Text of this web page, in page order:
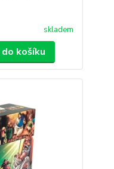
skladem
košíku